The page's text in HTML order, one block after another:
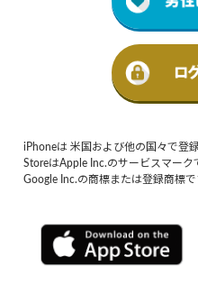
iPhoneは 米国および他の国々で登
StoreはApple Inc.のサービスマーク
Google Inc.の商標または登録商標で